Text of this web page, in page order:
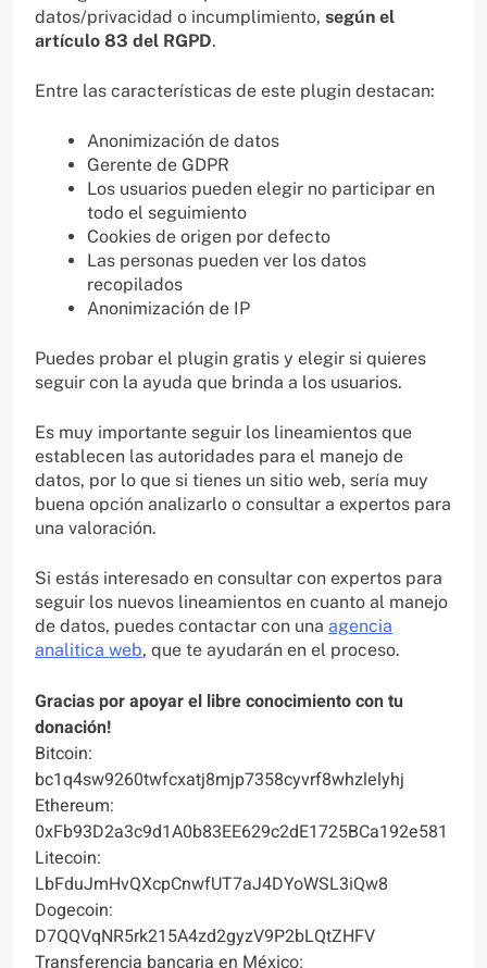
datos/privacidad o incumplimiento, según el
artículo 83 del RGPD.
Entre las características de este plugin destacan:
Anonimización de datos
Gerente de GDPR
Los usuarios pueden elegir no participar en
todo el seguimiento
Cookies de origen por defecto
Las personas pueden ver los datos
recopilados
Anonimización de IP
Puedes probar el plugin gratis y elegir si quieres
seguir con la ayuda que brinda a los usuarios.
Es muy importante seguir los lineamientos que
establecen las autoridades para el manejo de
datos, por lo que si tienes un sitio web, sería muy
buena opción analizarlo o consultar a expertos para
una valoración.
Si estás interesado en consultar con expertos para
seguir los nuevos lineamientos en cuanto al manejo
de datos, puedes contactar con una agencia
analitica web, que te ayudarán en el proceso.
Gracias por apoyar el libre conocimiento con tu
donación!
Bitcoin:
bc1q4sw9260twfcxatj8mjp7358cyvrf8whzlelyhj
Ethereum:
0xFb93D2a3c9d1A0b83EE629c2dE1725BCa192e581
Litecoin:
LbFduJmHvQXcpCnwfUT7aJ4DYoWSL3iQw8
Dogecoin:
D7QQVqNR5rk215A4zd2gyzV9P2bLQtZHFV
Transferencia bancaria en México: